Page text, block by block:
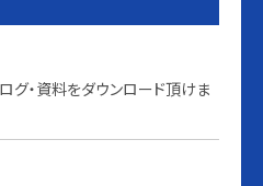
グ・資料をダウンロード頂けま